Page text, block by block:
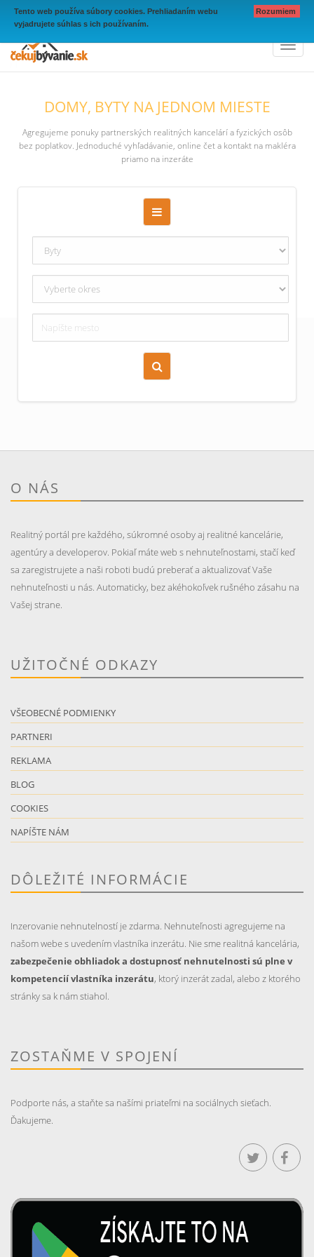
Tento web používa súbory cookies. Prehliadaním webu
vyjadrujete súhlas s ich používaním.
Rozumiem
DOMY, BYTY NA JEDNOM MIESTE
Agregujeme ponuky partnerských realitných kancelárí a fyzických osôb
bez poplatkov. Jednoduché vyhľadávanie, online čet a kontakt na makléra
priamo na inzeráte
Zoraď podľa času pridania
O NÁS
Realitný portál pre každého, súkromné osoby aj realitné kancelárie,
agentúry a developerov. Pokiaľ máte web s nehnuteľnostami, stačí keď
sa zaregistrujete a naši roboti budú preberať a aktualizovať Vaše
nehnuteľnosti u nás. Automaticky, bez akéhokoľvek rušného zásahu na
Vašej strane.
UŽITOČNÉ ODKAZY
VŠEOBECNÉ PODMIENKY
PARTNERI
REKLAMA
BLOG
COOKIES
NAPÍŠTE NÁM
DÔLEŽITÉ INFORMÁCIE
Inzerovanie nehnutelností je zdarma. Nehnuteľnosti agregujeme na
našom webe s uvedením vlastníka inzerátu. Nie sme realitná kancelária,
zabezpečenie obhliadok a dostupnosť nehnutelnosti sú plne v
kompetencií vlastníka inzerátu, ktorý inzerát zadal, alebo z ktorého
stránky sa k nám stiahol.
ZOSTAŇME V SPOJENÍ
Podporte nás, a staňte sa našími priateľmi na sociálnych sieťach.
Ďakujeme.